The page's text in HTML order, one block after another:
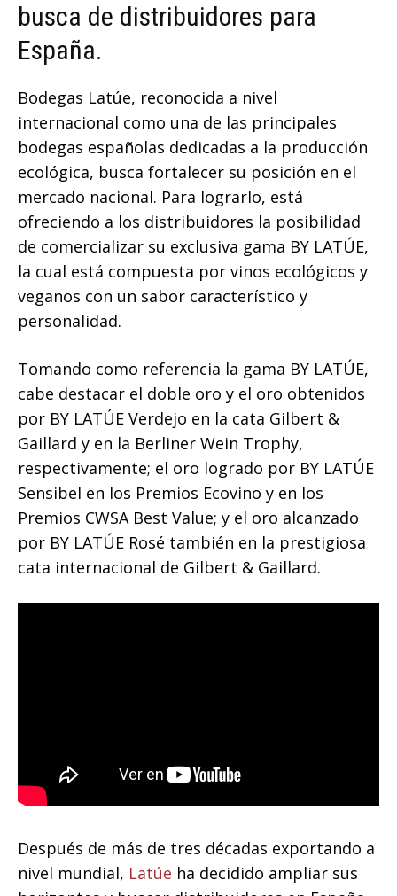
busca de distribuidores para
España.
Bodegas Latúe, reconocida a nivel
internacional como una de las principales
bodegas españolas dedicadas a la producción
ecológica, busca fortalecer su posición en el
mercado nacional. Para lograrlo, está
ofreciendo a los distribuidores la posibilidad
de comercializar su exclusiva gama BY LATÚE,
la cual está compuesta por vinos ecológicos y
veganos con un sabor característico y
personalidad.
Tomando como referencia la gama BY LATÚE,
cabe destacar el doble oro y el oro obtenidos
por BY LATÚE Verdejo en la cata Gilbert &
Gaillard y en la Berliner Wein Trophy,
respectivamente; el oro logrado por BY LATÚE
Sensibel en los Premios Ecovino y en los
Premios CWSA Best Value; y el oro alcanzado
por BY LATÚE Rosé también en la prestigiosa
cata internacional de Gilbert & Gaillard.
Después de más de tres décadas exportando a
nivel mundial, Latúe ha decidido ampliar sus